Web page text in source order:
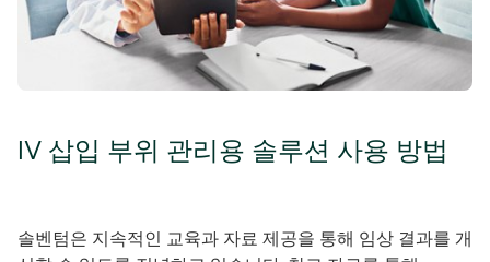
IV 삽입 부위 관리용 솔루션 사용 방법
솔벤텀은 지속적인 교육과 자료 제공을 통해 임상 결과를 개